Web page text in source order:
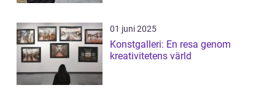
01 juni 2025
Konstgalleri: En resa genom
kreativitetens värld